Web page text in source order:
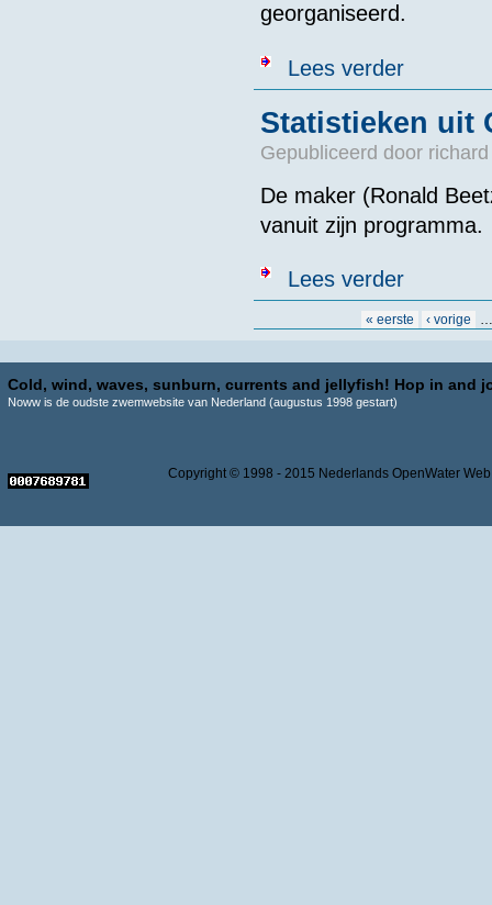
georganiseerd.
Lees verderover Ter
Statistieken uit
Gepubliceerd door
De maker (Ronald
vanuit zijn programma.
Lees verderover
« eerste ‹ vorige …
Cold, wind, waves, sunburn, currents and jellyfish! Hop in and
Noww is de oudste zwemwebsite van Nederland (augustus 1998 gestart)
Copyright © 1998 - 2015 Nederlands OpenWater